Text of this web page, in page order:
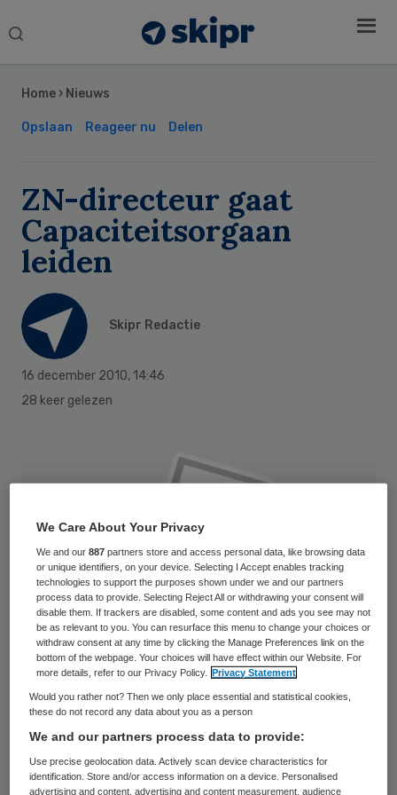
Search
Home › Nieuws
Opslaan Reageer nu Delen
ZN-directeur gaat
Capaciteitsorgaan
leiden
Skipr Redactie
16 december 2010, 14:46
28 keer gelezen
ZN-directeur Verzekeringen Theo
Hoppenbrouwers wordt op 1 januari
voorzitter van het Capaciteitsorgaan. Hij
Sidebar
We Care About Your Privacy
We and our887 partners store and access personal data, like browsing data
or unique identifiers, on your device. Selecting I Accept enables tracking
technologies to support the purposes shown under we and our partners
process data to provide. Selecting Reject All or withdrawing your consent will
disable them. If trackers are disabled, some content and ads you see may not
be as relevant to you. You can resurface this menu to change your choices or
withdraw consent at any time by clicking the Manage Preferences link on the
bottom of the webpage. Your choices will have effect within our Website. For
more details, refer to our Privacy Policy.
Privacy Statement
Would you rather not? Then we only place essential and statistical cookies,
these do not record any data about you as a person
We and our partners process data to provide:
Use precise geolocation data. Actively scan device characteristics for
identification. Store and/or access information on a device. Personalised
advertising and content, advertising and content measurement, audience